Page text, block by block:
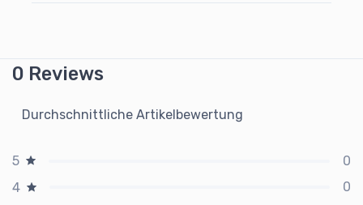
0 Reviews
Durchschnittliche Artikelbewertung
5
0
4
0